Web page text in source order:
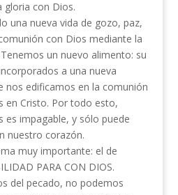
gloria con Dios.
una nueva vida de gozo, paz,
con Dios mediante la
un nuevo alimento: su
a una nueva
nos edificamos en la comunión
en Cristo. Por todo esto,
es impagable, y sólo puede
nuestro corazón.
muy importante: el de
PARA CON DIOS.
del pecado, no podemos